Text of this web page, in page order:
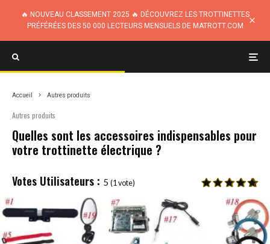
🔥 NOUVEAU CLASSEMENT 2025 🔥 DÉCOUVREZ LES TROTTINETTES
PRÉFÉRÉES DES 50 000 LECTEURS MENSUELS DE MATROTT.COM
Accueil Autres produits
Autres produits
Quelles sont les accessoires indispensables pour
votre trottinette électrique ?
5 (1vote)